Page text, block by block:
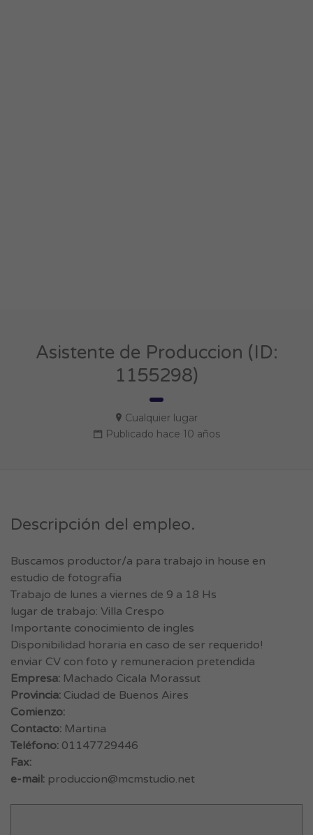
Asistente de Produccion (ID:
1155298)
Cualquier lugar
Publicado hace 10 años
Descripción del empleo.
Buscamos productor/a para trabajo in house en
estudio de fotografia
Trabajo de lunes a viernes de 9 a 18 Hs
lugar de trabajo: Villa Crespo
Importante conocimiento de ingles
Disponibilidad horaria en caso de ser requerido!
enviar CV con foto y remuneracion pretendida
Empresa: Machado Cicala Morassut
Provincia: Ciudad de Buenos Aires
Comienzo:
Contacto: Martina
Teléfono: 01147729446
Fax:
e-mail: produccion@mcmstudio.net